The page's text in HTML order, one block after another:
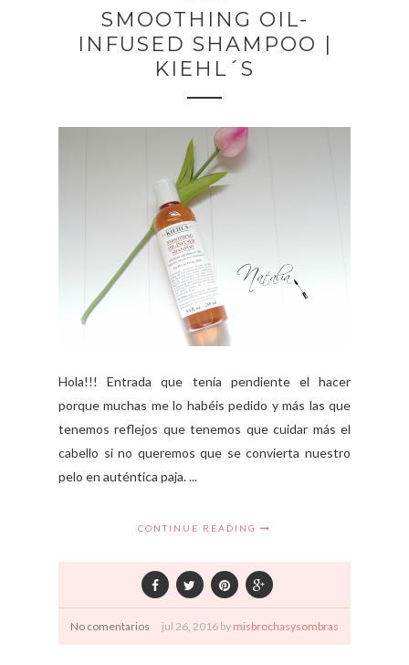
SMOOTHING OIL-
INFUSED SHAMPOO |
KIEHL´S
Hola!!! Entrada que tenía pendiente el hacer
porque muchas me lo habéis pedido y más las que
tenemos reflejos que tenemos que cuidar más el
cabello si no queremos que se convierta nuestro
pelo en auténtica paja. ...
CONTINUE READING
No comentarios jul 26, 2016 by misbrochasysombras